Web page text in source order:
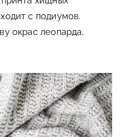
с подиумов.
окрас леопарда,